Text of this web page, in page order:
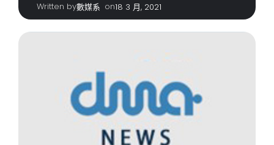
Written by數媒系 on18 3 月, 2021